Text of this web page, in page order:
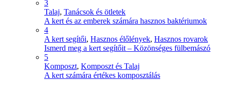
3
Talaj, Tanácsok és ötletek
A kert és az emberek számára hasznos baktériumok
4
A kert segítői, Hasznos élőlények, Hasznos rovarok
Ismerd meg a kert segítőit – Közönséges fülbemászó
5
Komposzt, Komposzt és Talaj
A kert számára értékes komposztálás